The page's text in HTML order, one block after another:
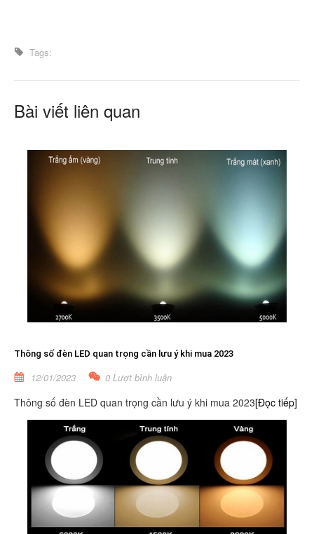
Tags:
Bài viết liên quan
Thông số đèn LED quan trọng cần lưu ý khi mua 2023
12/01/2023 0 Lượt bình luận
Thông số đèn LED quan trọng cần lưu ý khi mua 2023[Đọc tiếp]